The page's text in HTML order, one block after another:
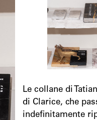
Le collane di
di Clarice, che
indefinitamente